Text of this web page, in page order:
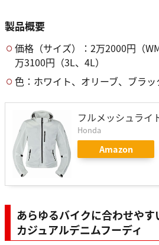
製品概要
価格（サイズ）：2万2000円（
万3100円（3L、4L）
色：ホワイト、オリーブ、ブラッ
フルメッシュライ
Honda
Amazon
あらゆるバイクに合わせやす
カジュアルデニムフーディ